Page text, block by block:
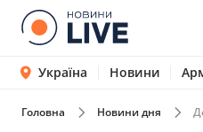
Україна Новини
Головна Новини дня